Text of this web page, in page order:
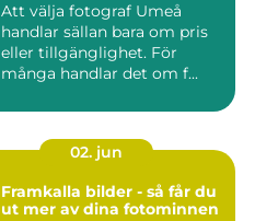
Att välja fotograf Umeå
handlar sällan bara om pris
eller tillgänglighet. För
många handlar det om f...
02. jun
Framkalla bilder - så får du
ut mer av dina fotominnen